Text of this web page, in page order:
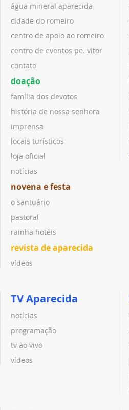
água mineral aparecida
cidade do romeiro
centro de apoio ao romeiro
centro de eventos pe. vitor
contato
doação
família dos devotos
história de nossa senhora
imprensa
locais turísticos
loja oficial
notícias
novena e festa
o santuário
pastoral
rainha hotéis
revista de aparecida
vídeos
TV Aparecida
notícias
programação
tv ao vivo
vídeos